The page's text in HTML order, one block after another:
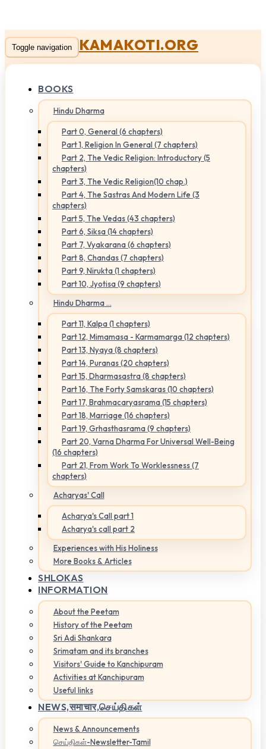
Toggle navigation KAMAKOTI.ORG
BOOKS
Hindu Dharma
Part 0, General (6 chapters)
Part 1, Religion In General (7 chapters)
Part 2, The Vedic Religion: Introductory (5
chapters)
Part 3, The Vedic Religion(10 chap.)
Part 4, The Sastras And Modern Life (3
chapters)
Part 5, The Vedas (43 chapters)
Part 6, Siksa (14 chapters)
Part 7, Vyakarana (6 chapters)
Part 8, Chandas (7 chapters)
Part 9, Nirukta (1 chapters)
Part 10, Jyotisa (9 chapters)
Hindu Dharma ...
Part 11, Kalpa (1 chapters)
Part 12, Mimamasa - Karmamarga (12 chapters)
Part 13, Nyaya (8 chapters)
Part 14, Puranas (20 chapters)
Part 15, Dharmasastra (8 chapters)
Part 16, The Forty Samskaras (10 chapters)
Part 17, Brahmacaryasrama (15 chapters)
Part 18, Marriage (16 chapters)
Part 19, Grhasthasrama (9 chapters)
Part 20, Varna Dharma For Universal Well-Being
(16 chapters)
Part 21, From Work To Worklessness (7
chapters)
Acharyas' Call
Acharya's Call part 1
Acharya's call part 2
Experiences with His Holiness
More Books & Articles
SHLOKAS
INFORMATION
About the Peetam
History of the Peetam
Sri Adi Shankara
Srimatam and its branches
Visitors' Guide to Kanchipuram
Activities at Kanchipuram
Useful links
NEWS,समाचार,செய்திகள்
News & Announcements
செய்திகள்-Newsletter-Tamil